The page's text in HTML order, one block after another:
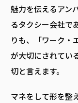
魅力を伝えるアン
るタクシー会社で
りも、「ワーク・
が大切にされてい
切と言えます。
マネをして形を整